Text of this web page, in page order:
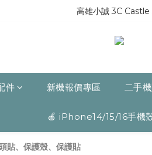
高雄小誠 3C Castle
件 新機報價專區 二手
🍎 iPhone14/15/16手機
貼、保護殼、保護貼